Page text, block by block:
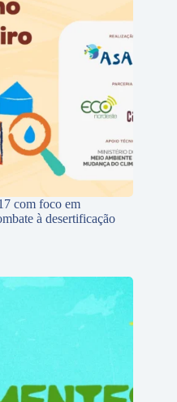
com foco em
à desertificação